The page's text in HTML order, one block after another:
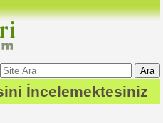
Ara
İncelemektesiniz